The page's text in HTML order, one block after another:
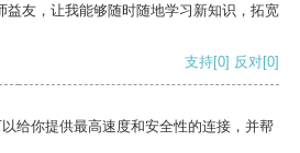
益友，让我能够随时随地学习新知识，拓宽
支持[0] 反对[0]
给你提供最高速度和安全性的连接，并帮